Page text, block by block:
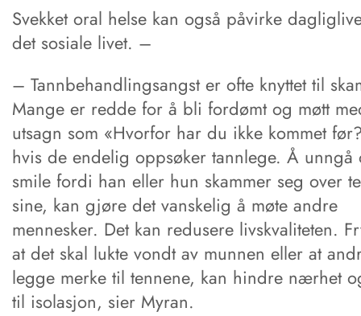
Svekket oral helse kan også påvirke
det sosiale livet. –
– Tannbehandlingsangst er ofte knyttet til
Mange er redde for å bli fordømt og møtt
utsagn som «Hvorfor har du ikke kommet
hvis de endelig oppsøker tannlege. Å unngå
smile fordi han eller hun skammer seg over
sine, kan gjøre det vanskelig å møte andre
mennesker. Det kan redusere livskvaliteten.
at det skal lukte vondt av munnen eller at
legge merke til tennene, kan hindre nærhet
til isolasjon, sier Myran.